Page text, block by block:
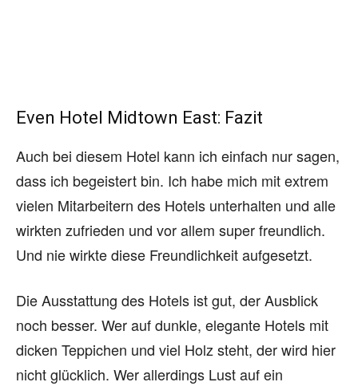
Even Hotel Midtown East: Fazit
Auch bei diesem Hotel kann ich einfach nur sagen,
dass ich begeistert bin. Ich habe mich mit extrem
vielen Mitarbeitern des Hotels unterhalten und alle
wirkten zufrieden und vor allem super freundlich.
Und nie wirkte diese Freundlichkeit aufgesetzt.
Die Ausstattung des Hotels ist gut, der Ausblick
noch besser. Wer auf dunkle, elegante Hotels mit
dicken Teppichen und viel Holz steht, der wird hier
nicht glücklich. Wer allerdings Lust auf ein